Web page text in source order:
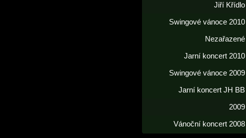
Jiří Křídlo
Swingové vánoce 2010
Nezařazené
Jarní koncert 2010
Swingové vánoce 2009
Jarní koncert JH BB
2009
Vánoční koncert 2008